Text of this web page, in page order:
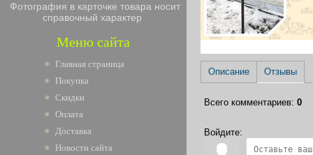
Фотография в карточке товара носит
справочный характер
Меню сайта
Главная страница
Покупка
Скидки
Оплата
Доставка
Новости сайта
Описание Отзывы
Всего комментариев: 0
Войдите: